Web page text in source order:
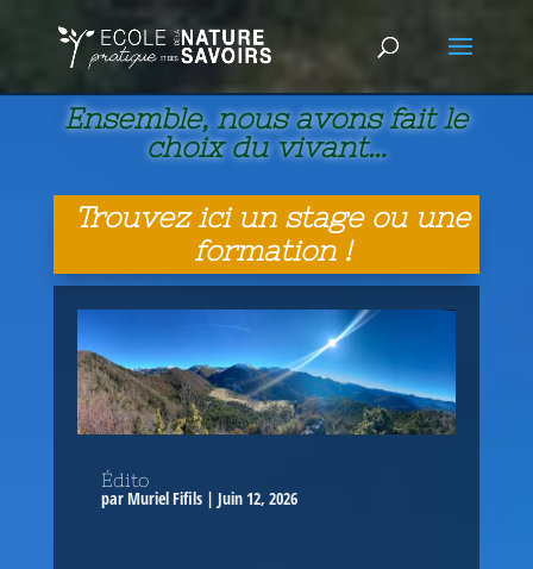
Ensemble, nous avons fait le
choix du vivant…
Trouvez ici un stage ou une
formation !
Édito
parMuriel Fifils| Juin 12, 2026